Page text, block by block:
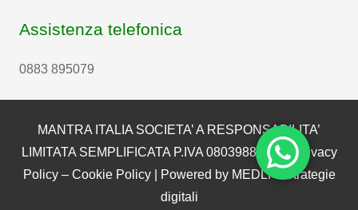
Assistenza telefonica
0883 895079
MANTRA ITALIA SOCIETA’ A RESPONSABILITA’
LIMITATA SEMPLIFICATA P.IVA 08039880722 | Privacy
Policy– Cookie Policy| Powered by MEDLI – Strategie
digitali